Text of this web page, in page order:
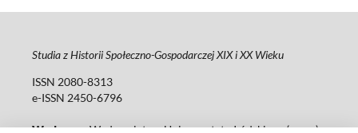
Studia z Historii Społeczno-Gospodarczej XIX i XX Wieku
ISSN 2080-8313
e-ISSN 2450-6796
Wydawca: Wydawnictwo Uniwersytetu Łódzkiego (www)